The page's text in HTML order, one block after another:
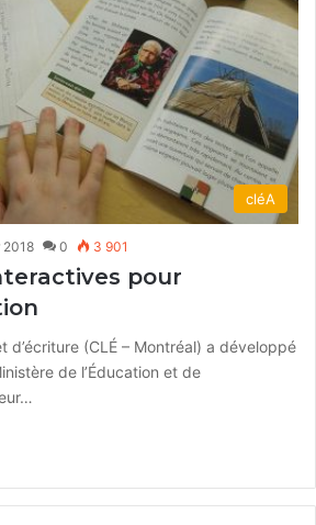
cléA
2018 0 3 901
pour
d’écriture (CLÉ – Montréal) a développé
de l’Éducation et de